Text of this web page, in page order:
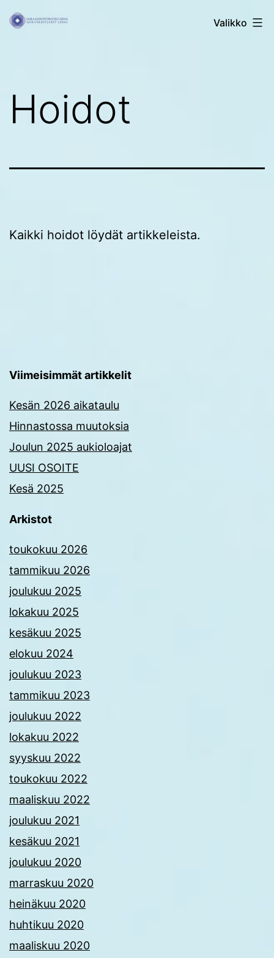
Siirry
sisältöön
Sairaanhoitopalvelu
Valikko
Hoidot
Kaikki hoidot löydät artikkeleista.
Viimeisimmät artikkelit
Kesän 2026 aikataulu
Hinnastossa muutoksia
Joulun 2025 aukioloajat
UUSI OSOITE
Kesä 2025
Arkistot
toukokuu 2026
tammikuu 2026
joulukuu 2025
lokakuu 2025
kesäkuu 2025
elokuu 2024
joulukuu 2023
tammikuu 2023
joulukuu 2022
lokakuu 2022
syyskuu 2022
toukokuu 2022
maaliskuu 2022
joulukuu 2021
kesäkuu 2021
joulukuu 2020
marraskuu 2020
heinäkuu 2020
huhtikuu 2020
maaliskuu 2020